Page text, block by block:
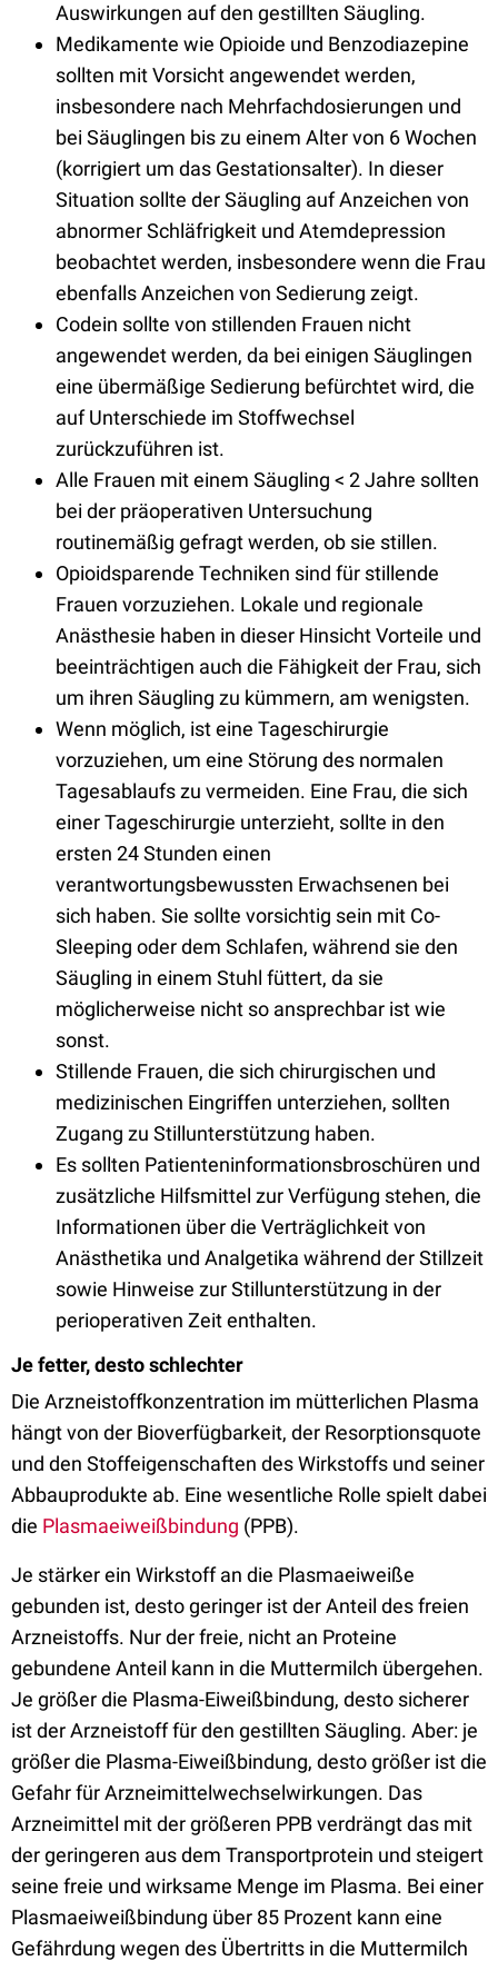
Auswirkungen auf den gestillten Säugling.
Medikamente wie Opioide und Benzodiazepine
sollten mit Vorsicht angewendet werden,
insbesondere nach Mehrfachdosierungen und
bei Säuglingen bis zu einem Alter von 6 Wochen
(korrigiert um das Gestationsalter). In dieser
Situation sollte der Säugling auf Anzeichen von
abnormer Schläfrigkeit und Atemdepression
beobachtet werden, insbesondere wenn die Frau
ebenfalls Anzeichen von Sedierung zeigt.
Codein sollte von stillenden Frauen nicht
angewendet werden, da bei einigen Säuglingen
eine übermäßige Sedierung befürchtet wird, die
auf Unterschiede im Stoffwechsel
zurückzuführen ist.
Alle Frauen mit einem Säugling < 2 Jahre sollten
bei der präoperativen Untersuchung
routinemäßig gefragt werden, ob sie stillen.
Opioidsparende Techniken sind für stillende
Frauen vorzuziehen. Lokale und regionale
Anästhesie haben in dieser Hinsicht Vorteile und
beeinträchtigen auch die Fähigkeit der Frau, sich
um ihren Säugling zu kümmern, am wenigsten.
Wenn möglich, ist eine Tageschirurgie
vorzuziehen, um eine Störung des normalen
Tagesablaufs zu vermeiden. Eine Frau, die sich
einer Tageschirurgie unterzieht, sollte in den
ersten 24 Stunden einen
verantwortungsbewussten Erwachsenen bei
sich haben. Sie sollte vorsichtig sein mit Co-
Sleeping oder dem Schlafen, während sie den
Säugling in einem Stuhl füttert, da sie
möglicherweise nicht so ansprechbar ist wie
sonst.
Stillende Frauen, die sich chirurgischen und
medizinischen Eingriffen unterziehen, sollten
Zugang zu Stillunterstützung haben.
Es sollten Patienteninformationsbroschüren und
zusätzliche Hilfsmittel zur Verfügung stehen, die
Informationen über die Verträglichkeit von
Anästhetika und Analgetika während der Stillzeit
sowie Hinweise zur Stillunterstützung in der
perioperativen Zeit enthalten.
Je fetter, desto schlechter
Die Arzneistoffkonzentration im mütterlichen Plasma
hängt von der Bioverfügbarkeit, der Resorptionsquote
und den Stoffeigenschaften des Wirkstoffs und seiner
Abbauprodukte ab. Eine wesentliche Rolle spielt dabei
die Plasmaeiweißbindung (PPB).
Je stärker ein Wirkstoff an die Plasmaeiweiße
gebunden ist, desto geringer ist der Anteil des freien
Arzneistoffs. Nur der freie, nicht an Proteine
gebundene Anteil kann in die Muttermilch übergehen.
Je größer die Plasma-Eiweißbindung, desto sicherer
ist der Arzneistoff für den gestillten Säugling. Aber: je
größer die Plasma-Eiweißbindung, desto größer ist die
Gefahr für Arzneimittelwechselwirkungen. Das
Arzneimittel mit der größeren PPB verdrängt das mit
der geringeren aus dem Transportprotein und steigert
seine freie und wirksame Menge im Plasma. Bei einer
Plasmaeiweißbindung über 85 Prozent kann eine
Gefährdung wegen des Übertritts in die Muttermilch